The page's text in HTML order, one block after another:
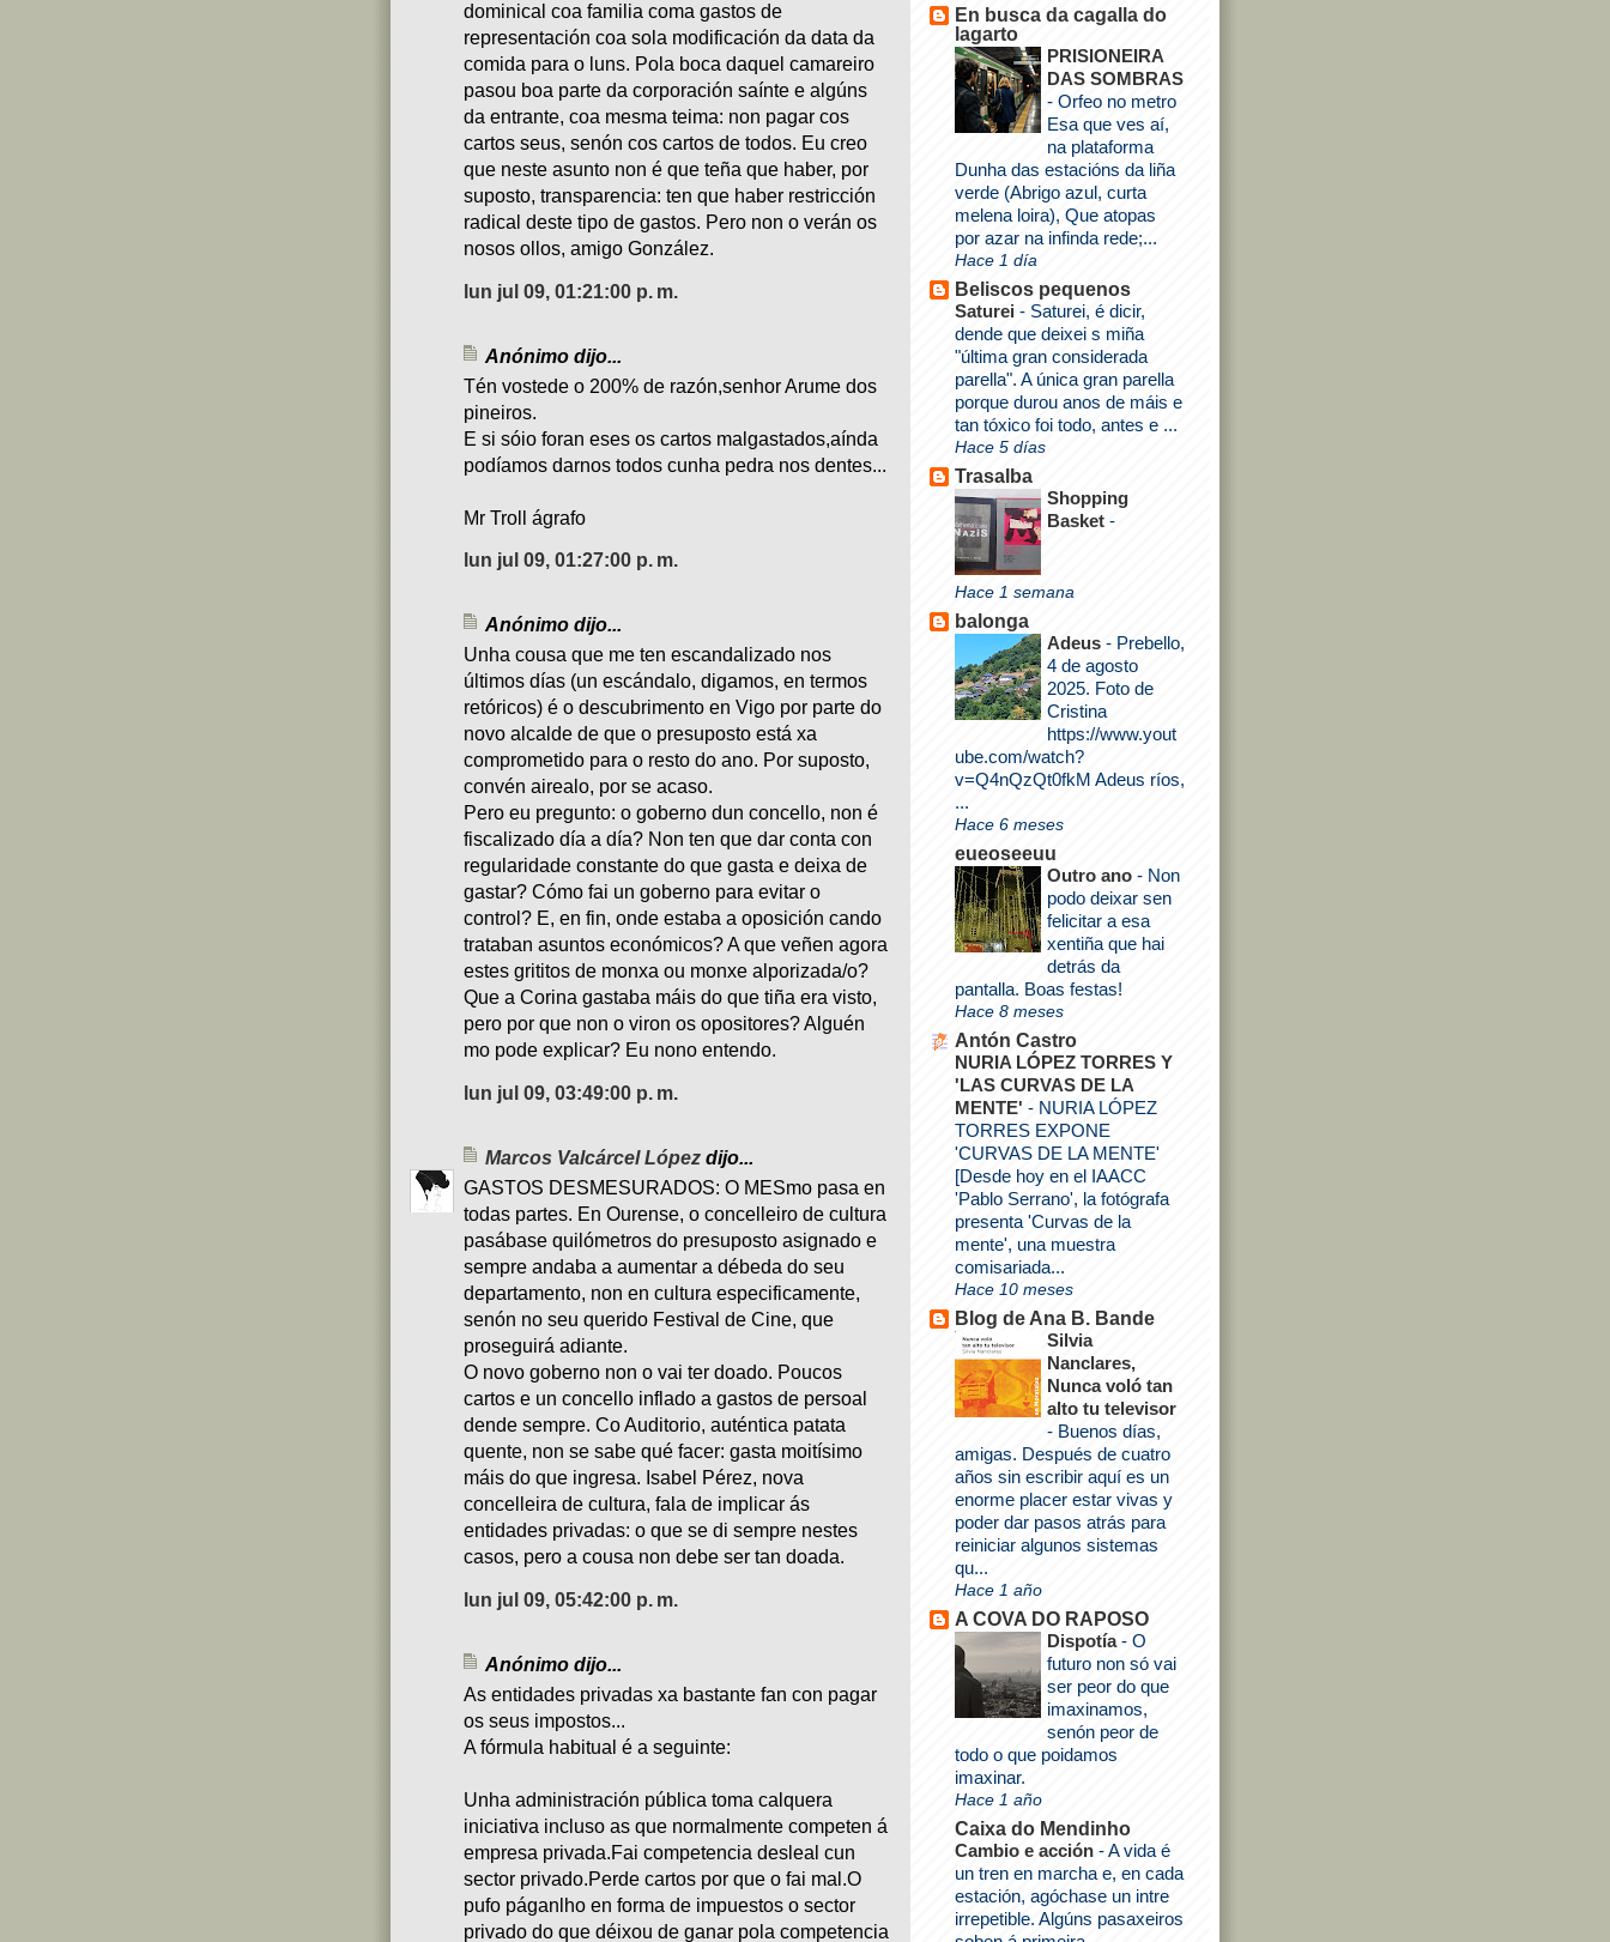
dominical coa familia coma gastos de
representación coa sola modificación da data da
comida para o luns. Pola boca daquel camareiro
pasou boa parte da corporación saínte e algúns
da entrante, coa mesma teima: non pagar cos
cartos seus, senón cos cartos de todos. Eu creo
que neste asunto non é que teña que haber, por
suposto, transparencia: ten que haber restricción
radical deste tipo de gastos. Pero non o verán os
nosos ollos, amigo González.
lun jul 09, 01:21:00 p. m.
Anónimo dijo...
Tén vostede o 200% de razón,senhor Arume dos
pineiros.
E si sóio foran eses os cartos malgastados,aínda
podíamos darnos todos cunha pedra nos dentes...
Mr Troll ágrafo
lun jul 09, 01:27:00 p. m.
Anónimo dijo...
Unha cousa que me ten escandalizado nos
últimos días (un escándalo, digamos, en termos
retóricos) é o descubrimento en Vigo por parte do
novo alcalde de que o presuposto está xa
comprometido para o resto do ano. Por suposto,
convén airealo, por se acaso.
Pero eu pregunto: o goberno dun concello, non é
fiscalizado día a día? Non ten que dar conta con
regularidade constante do que gasta e deixa de
gastar? Cómo fai un goberno para evitar o
control? E, en fin, onde estaba a oposición cando
trataban asuntos económicos? A que veñen agora
estes grititos de monxa ou monxe alporizada/o?
Que a Corina gastaba máis do que tiña era visto,
pero por que non o viron os opositores? Alguén
mo pode explicar? Eu nono entendo.
lun jul 09, 03:49:00 p. m.
Marcos Valcárcel López dijo...
GASTOS DESMESURADOS: O MESmo pasa en
todas partes. En Ourense, o concelleiro de cultura
pasábase quilómetros do presuposto asignado e
sempre andaba a aumentar a débeda do seu
departamento, non en cultura especificamente,
senón no seu querido Festival de Cine, que
proseguirá adiante.
O novo goberno non o vai ter doado. Poucos
cartos e un concello inflado a gastos de persoal
dende sempre. Co Auditorio, auténtica patata
quente, non se sabe qué facer: gasta moitísimo
máis do que ingresa. Isabel Pérez, nova
concelleira de cultura, fala de implicar ás
entidades privadas: o que se di sempre nestes
casos, pero a cousa non debe ser tan doada.
lun jul 09, 05:42:00 p. m.
Anónimo dijo...
As entidades privadas xa bastante fan con pagar
os seus impostos...
A fórmula habitual é a seguinte:
Unha administración pública toma calquera
iniciativa incluso as que normalmente competen á
empresa privada.Fai competencia desleal cun
sector privado.Perde cartos por que o fai mal.O
pufo páganlho en forma de impuestos o sector
privado do que déixou de ganar pola competencia
En busca da cagalla do
lagarto
PRISIONEIRA
DAS SOMBRAS
- Orfeo no metro
Esa que ves aí,
na plataforma
Dunha das estacións da liña
verde (Abrigo azul, curta
melena loira), Que atopas
por azar na infinda rede;...
Hace 1 día
Beliscos pequenos
Saturei - Saturei, é dicir,
dende que deixei s miña
"última gran considerada
parella". A única gran parella
porque durou anos de máis e
tan tóxico foi todo, antes e ...
Hace 5 días
Trasalba
Shopping
Basket -
Hace 1 semana
balonga
Adeus - Prebello,
4 de agosto
2025. Foto de
Cristina
https://www.yout
ube.com/watch?
v=Q4nQzQt0fkM Adeus ríos,
...
Hace 6 meses
eueoseeuu
Outro ano - Non
podo deixar sen
felicitar a esa
xentiña que hai
detrás da
pantalla. Boas festas!
Hace 8 meses
Antón Castro
NURIA LÓPEZ TORRES Y
'LAS CURVAS DE LA
MENTE' - NURIA LÓPEZ
TORRES EXPONE
'CURVAS DE LA MENTE'
[Desde hoy en el IAACC
'Pablo Serrano', la fotógrafa
presenta 'Curvas de la
mente', una muestra
comisariada...
Hace 10 meses
Blog de Ana B. Bande
Silvia
Nanclares,
Nunca voló tan
alto tu televisor
- Buenos días,
amigas. Después de cuatro
años sin escribir aquí es un
enorme placer estar vivas y
poder dar pasos atrás para
reiniciar algunos sistemas
qu...
Hace 1 año
A COVA DO RAPOSO
Dispotía- O
futuro non só vai
ser peor do que
imaxinamos,
senón peor de
todo o que poidamos
imaxinar.
Hace 1 año
Caixa do Mendinho
Cambio e acción -A vida é
un tren en marcha e, en cada
estación, agóchase un intre
irrepetible. Algúns pasaxeiros